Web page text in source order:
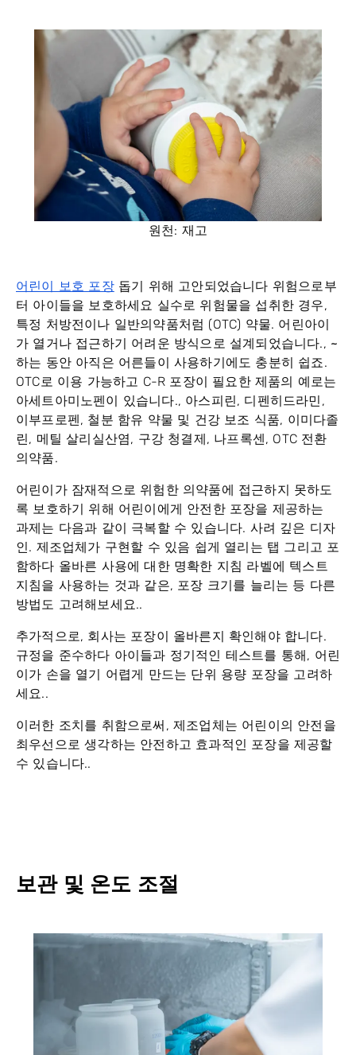
원천: 재고
어린이 보호 포장돕기 위해 고안되었습니다 위험으로부
터 아이들을 보호하세요 실수로 위험물을 섭취한 경우,
특정 처방전이나 일반의약품처럼 (OTC) 약물. 어린아이
가 열거나 접근하기 어려운 방식으로 설계되었습니다., ~
하는 동안 아직은 어른들이 사용하기에도 충분히 쉽죠.
OTC로 이용 가능하고 C-R 포장이 필요한 제품의 예로는
아세트아미노펜이 있습니다., 아스피린, 디펜히드라민,
이부프로펜, 철분 함유 약물 및 건강 보조 식품, 이미다졸
린, 메틸 살리실산염, 구강 청결제, 나프록센, OTC 전환
의약품.
어린이가 잠재적으로 위험한 의약품에 접근하지 못하도
록 보호하기 위해 어린이에게 안전한 포장을 제공하는
과제는 다음과 같이 극복할 수 있습니다. 사려 깊은 디자
인. 제조업체가 구현할 수 있음 쉽게 열리는 탭 그리고 포
함하다 올바른 사용에 대한 명확한 지침 라벨에 텍스트
지침을 사용하는 것과 같은, 포장 크기를 늘리는 등 다른
방법도 고려해보세요..
추가적으로, 회사는 포장이 올바른지 확인해야 합니다.
규정을 준수하다 아이들과 정기적인 테스트를 통해, 어린
이가 손을 열기 어렵게 만드는 단위 용량 포장을 고려하
세요..
이러한 조치를 취함으로써, 제조업체는 어린이의 안전을
최우선으로 생각하는 안전하고 효과적인 포장을 제공할
수 있습니다..
보관 및 온도 조절